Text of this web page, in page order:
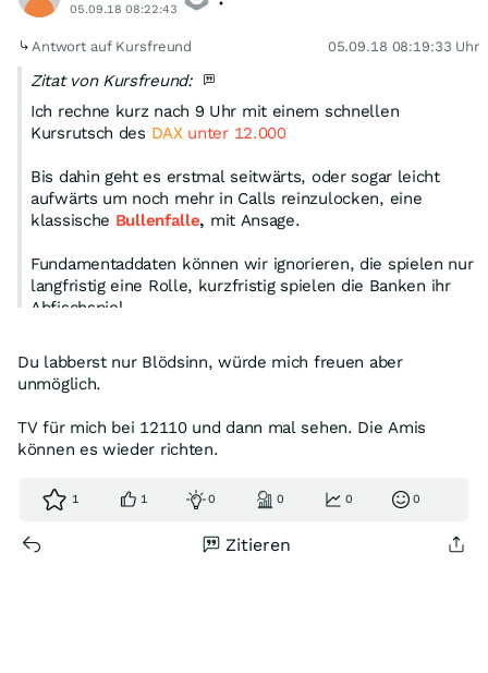
05.09.18 08:22:43
Antwort auf Kursfreund 05.09.18 08:19:33 Uhr
Zitat von Kursfreund:
Ich rechne kurz nach 9 Uhr mit einem schnellen
Kursrutsch des DAX unter 12.000
Bis dahin geht es erstmal seitwärts, oder sogar leicht
aufwärts um noch mehr in Calls reinzulocken, eine
klassische Bullenfalle, mit Ansage.
Fundamentaddaten können wir ignorieren, die spielen nur
langfristig eine Rolle, kurzfristig spielen die Banken ihr
Abfischspiel.
Begründung: Die Banken wollen höchstwahrscheinlich
alle Knock-Calls bis knapp unter12000ausnocken.
Nur meine Meinung undkeine Handelsempfehlung.
Leider stehe ich Ihnen ab jetzt, arbeitsbedingt, für eine
Du labberst nur Blödsinn, würde mich freuen aber
unmöglich.
TV für mich bei 12110 und dann mal sehen. Die Amis
können es wieder richten.
1 1 0 0 0 0
Zitieren